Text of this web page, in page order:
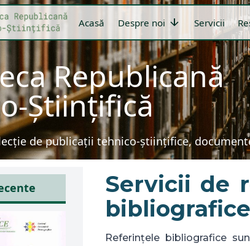
Acasă Despre noi arrow_downward Servicii
Republicană
Științifică
de publicații tehnico-științifice,
Servicii de
bibliografice
Referințele bibliografice